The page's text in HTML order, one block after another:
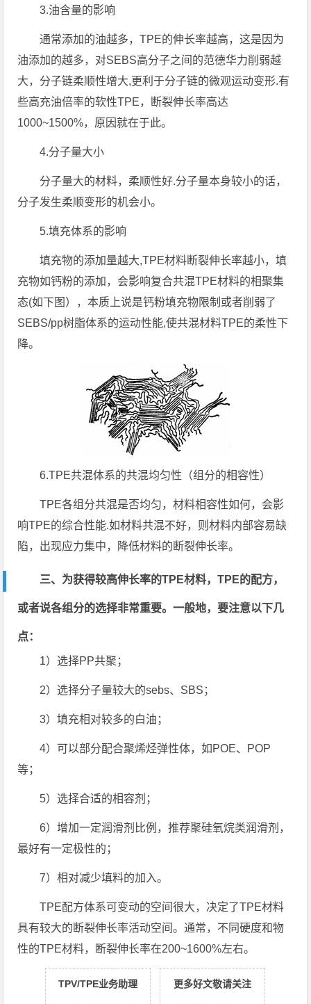
3.油含量的影响
通常添加的油越多，TPE的伸长率越高，这是因为
油添加的越多，对SEBS高分子之间的范德华力削弱越
大，分子链柔顺性增大,更利于分子链的微观运动变形.有
些高充油倍率的软性TPE，断裂伸长率高达
1000~1500%，原因就在于此。
4.分子量大小
分子量大的材料，柔顺性好.分子量本身较小的话，
分子发生柔顺变形的机会小。
5.填充体系的影响
填充物的添加量越大,TPE材料断裂伸长率越小，填
充物如钙粉的添加，会影响复合共混TPE材料的相聚集
态(如下图），本质上说是钙粉填充物限制或者削弱了
SEBS/pp树脂体系的运动性能,使共混材料TPE的柔性下
降。
6.TPE共混体系的共混均匀性（组分的相容性）
TPE各组分共混是否均匀，材料相容性如何，会影
响TPE的综合性能.如材料共混不好，则材料内部容易缺
陷，出现应力集中，降低材料的断裂伸长率。
三、为获得较高伸长率的TPE材料，TPE的配方，
或者说各组分的选择非常重要。一般地，要注意以下几
点：
1）选择PP共聚；
2）选择分子量较大的sebs、SBS；
3）填充相对较多的白油；
4）可以部分配合聚烯烃弹性体，如POE、POP
等；
5）选择合适的相容剂；
6）增加一定润滑剂比例，推荐聚硅氧烷类润滑剂，
最好有一定极性的；
7）相对减少填料的加入。
TPE配方体系可变动的空间很大，决定了TPE材料
具有较大的断裂伸长率活动空间。通常，不同硬度和物
性的TPE材料，断裂伸长率在200~1600%左右。
TPV/TPE业务助理 更多好文敬请关注